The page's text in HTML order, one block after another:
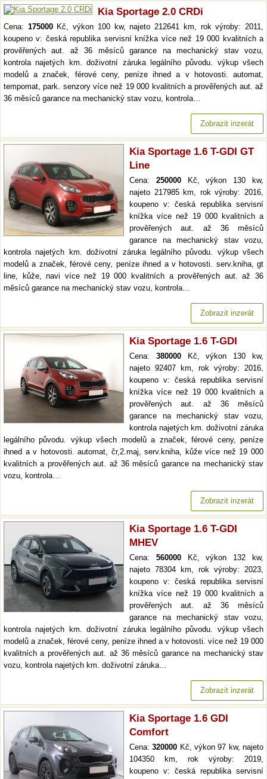
Kia Sportage 2.0 CRDi
Cena: 175000Kč, výkon 100 kw, najeto 212641 km, rok výroby: 2011,
koupeno v: česká republika servisní knížka více než 19 000 kvalitních a
prověřených aut. až 36 měsíců garance na mechanický stav vozu,
kontrola najetých km. doživotní záruka legálního původu. výkup všech
modelů a značek, férové ceny, peníze ihned a v hotovosti. automat,
tempomat, park. senzory více než 19 000 kvalitních a prověřených aut. až
36 měsíců garance na mechanický stav vozu, kontrola…
Zobrazit inzerát
Kia Sportage 1.6 T-GDI GT
Line
Cena: 250000Kč, výkon 130 kw,
najeto 217985 km, rok výroby: 2016,
koupeno v: česká republika servisní
knížka více než 19 000 kvalitních a
prověřených aut. až 36 měsíců
garance na mechanický stav vozu,
kontrola najetých km. doživotní záruka legálního původu. výkup všech
modelů a značek, férové ceny, peníze ihned a v hotovosti. serv.kniha, gt
line, kůže, navi více než 19 000 kvalitních a prověřených aut. až 36
měsíců garance na mechanický stav vozu, kontrola…
Zobrazit inzerát
Kia Sportage 1.6 T-GDI
Cena: 380000Kč, výkon 130 kw,
najeto 92407 km, rok výroby: 2016,
koupeno v: česká republika servisní
knížka více než 19 000 kvalitních a
prověřených aut. až 36 měsíců
garance na mechanický stav vozu,
kontrola najetých km. doživotní záruka
legálního původu. výkup všech modelů a značek, férové ceny, peníze
ihned a v hotovosti. automat, čr,2.maj, serv.kniha, kůže více než 19 000
kvalitních a prověřených aut. až 36 měsíců garance na mechanický stav
vozu, kontrola…
Zobrazit inzerát
Kia Sportage 1.6 T-GDI
MHEV
Cena: 560000Kč, výkon 132 kw,
najeto 78304 km, rok výroby: 2023,
koupeno v: česká republika servisní
knížka více než 19 000 kvalitních a
prověřených aut. až 36 měsíců
garance na mechanický stav vozu,
kontrola najetých km. doživotní záruka legálního původu. výkup všech
modelů a značek, férové ceny, peníze ihned a v hotovosti. více než 19 000
kvalitních a prověřených aut. až 36 měsíců garance na mechanický stav
vozu, kontrola najetých km. doživotní záruka…
Zobrazit inzerát
Kia Sportage 1.6 GDI
Comfort
Cena:320000 Kč, výkon 97 kw, najeto
104350 km, rok výroby: 2019,
koupeno v: česká republika servisní